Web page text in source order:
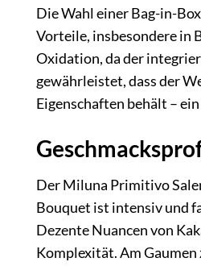
Die Wahl einer Bag-in-
Vorteile, insbesondere in
Oxidation, da der
gewährleistet, dass der
Eigenschaften behält –
Der Miluna Primitivo
Bouquet ist intensiv und
Dezente Nuancen von
Komplexität. Am